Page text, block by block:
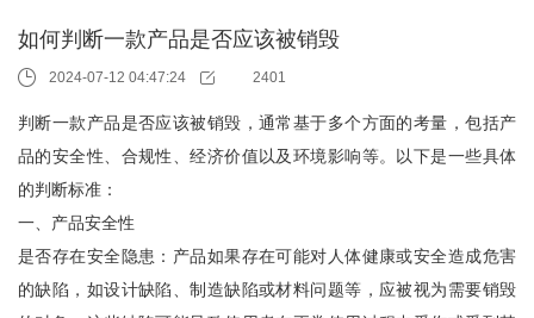
如何判断一款产品是否应该被销毁
2024-07-12 04:47:24 2401
判断一款产品是否应该被销毁，通常基于多个方面的考量，包括产
品的安全性、合规性、经济价值以及环境影响等。以下是一些具体
的判断标准：
一、产品安全性
是否存在安全隐患：产品如果存在可能对人体健康或安全造成危害
的缺陷，如设计缺陷、制造缺陷或材料问题等，应被视为需要销毁